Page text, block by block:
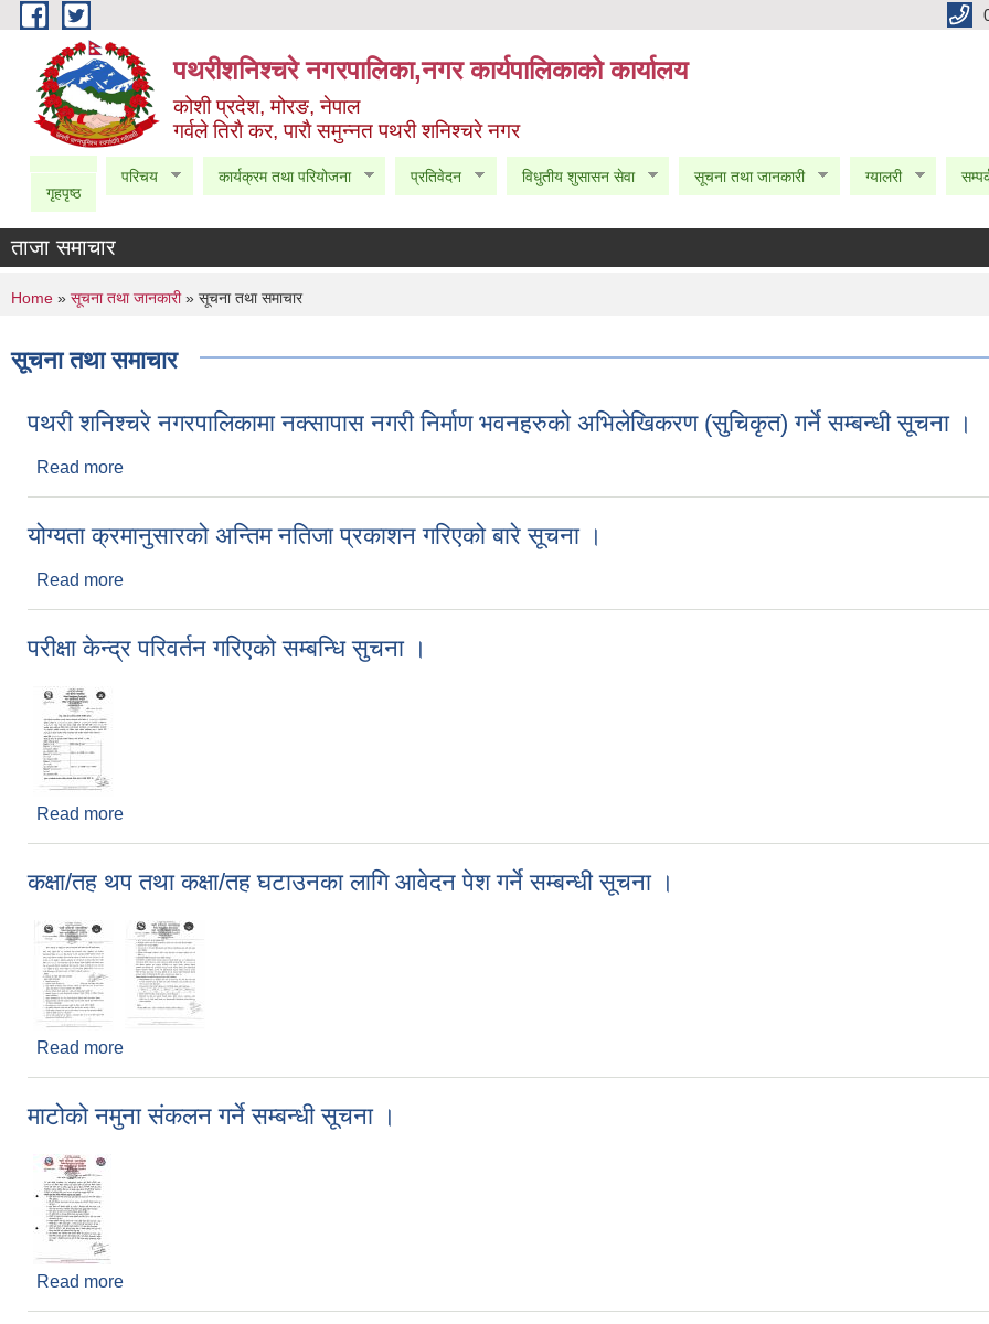
Skip to main content
पथरीशनिश्चरे नगरपालिका,नगर कार्यपालिकाको कार्यालय
कोशी प्रदेश, मोरङ, नेपाल
गर्वले तिराै कर, पाराै समुन्नत पथरी शनिश्चरे नगर
गृहपृष्ठ
परिचय कार्यक्रम तथा परियोजना प्रतिवेदन विधुतीय शुसासन सेवा सूचना तथा जानकारी ग्यालरी
ताजा समाचार
You are here
Home » सूचना तथा जानकारी» सूचना तथा समाचार
सूचना तथा समाचार
पथरी शनिश्चरे नगरपालिकामा नक्सापास नगरी निर्माण भवनहरुको अभिलेखिकरण (सुचिकृत) गर्ने सम्बन्धी सूचना ।
Read more
योग्यता क्रमानुसारको अन्तिम नतिजा प्रकाशन गरिएको बारे सूचना ।
Read more
परीक्षा केन्द्र परिवर्तन गरिएको सम्बन्धि सुचना ।
Read more
कक्षा/तह थप तथा कक्षा/तह घटाउनका लागि आवेदन पेश गर्ने सम्बन्धी सूचना ।
Read more
माटोको नमुना संकलन गर्ने सम्बन्धी सूचना ।
Read more